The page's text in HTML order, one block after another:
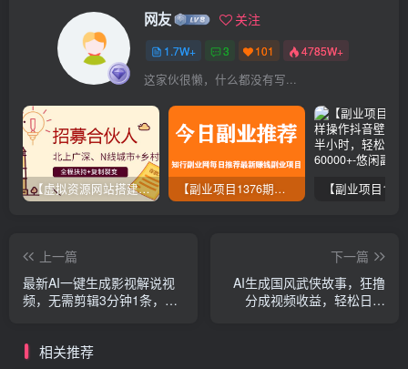
网友 关注
1.7W+ 3 101 4785W+
这家伙很懒，什么都没有写...
【虚拟资源网站搭建服务】加盟本站系统，做一个和本站一样的独立网站，躺赚的项目 【副业项目1376期】龟课最新闲鱼项目玩法实战教程_全新升级月收益几千到几万
上一篇
最新AI一键生成影视解说视
频，无需剪辑3分钟1条，条
下一篇
AI生成国风武侠故事，狂撸
分成视频收益，轻松日入
相关推荐